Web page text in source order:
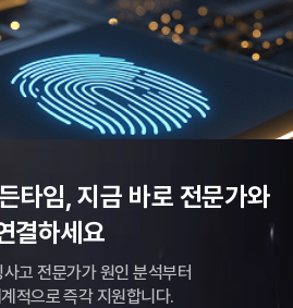
타임, 지금 바로 전문가와
결하세요
고 전문가가 원인 분석부터
적으로 즉각 지원합니다.